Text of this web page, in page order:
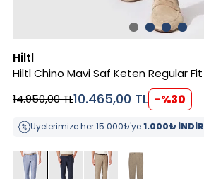
Hiltl
Hiltl Chino Mavi Saf Keten Regular
14.950,00TL10.465,00 TL -%30
Üyelerimize her 15.000₺'ye1.000₺